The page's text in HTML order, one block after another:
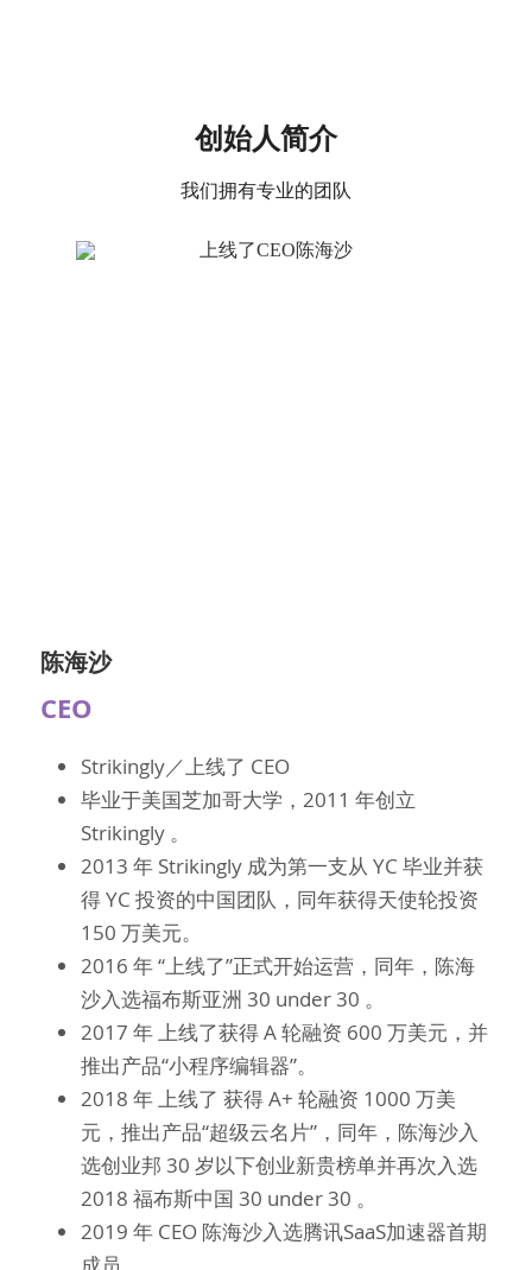
创始人简介
我们拥有专业的团队
陈海沙
CEO
Strikingly／上线了 CEO
毕业于美国芝加哥大学，2011 年创立
Strikingly 。
2013 年 Strikingly 成为第一支从 YC 毕业并获
得 YC 投资的中国团队，同年获得天使轮投资
150 万美元。
2016 年 “上线了”正式开始运营，同年，陈海
沙入选福布斯亚洲 30 under 30 。
2017 年 上线了获得 A 轮融资 600 万美元，并
推出产品“小程序编辑器”。
2018 年 上线了 获得 A+ 轮融资 1000 万美
元，推出产品“超级云名片”，同年，陈海沙入
选创业邦 30 岁以下创业新贵榜单并再次入选
2018 福布斯中国 30 under 30 。
2019 年 CEO 陈海沙入选腾讯SaaS加速器首期
成员。